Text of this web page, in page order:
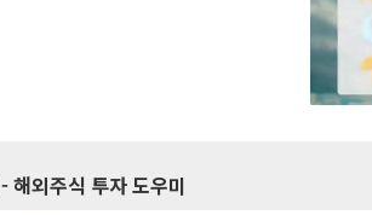
- 해외주식 투자 도우미